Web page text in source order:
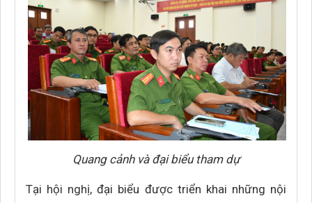
Quang cảnh và đại biểu tham dự
Tại hội nghị, đại biểu được triển khai những nội